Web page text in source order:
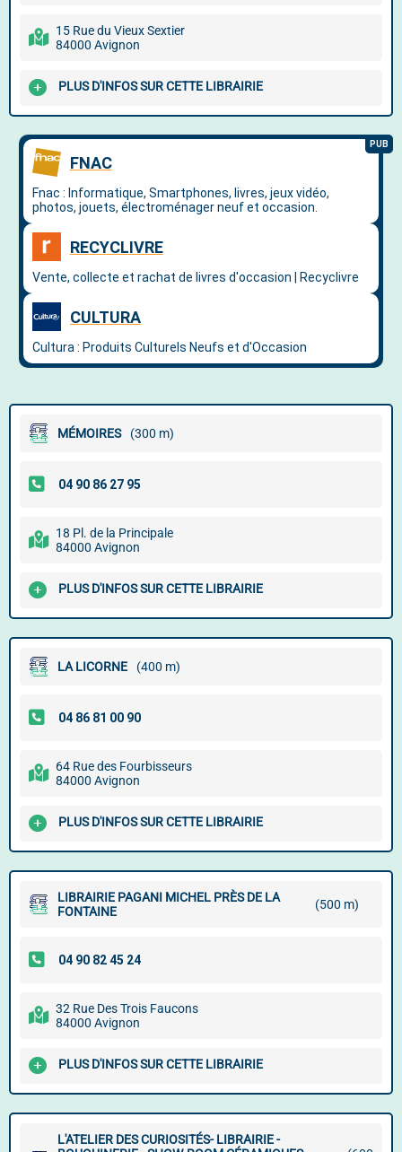
15 Rue du Vieux Sextier
84000 Avignon
PLUS D'INFOS SUR CETTE LIBRAIRIE
MÉMOIRES (300 m)
18 Pl. de la Principale
84000 Avignon
PLUS D'INFOS SUR CETTE LIBRAIRIE
LA LICORNE (400 m)
64 Rue des Fourbisseurs
84000 Avignon
PLUS D'INFOS SUR CETTE LIBRAIRIE
LIBRAIRIE PAGANI MICHEL PRÈS DE LA
FONTAINE
(500 m)
32 Rue Des Trois Faucons
84000 Avignon
PLUS D'INFOS SUR CETTE LIBRAIRIE
L'ATELIER DES CURIOSITÉS- LIBRAIRIE -